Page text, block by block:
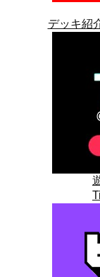
デッキ紹